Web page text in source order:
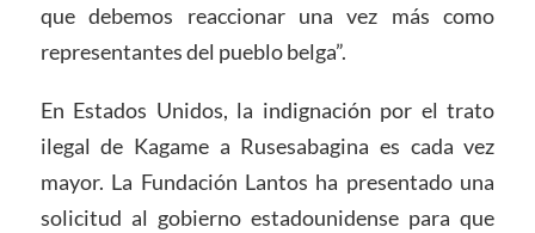
que debemos reaccionar una vez más como
representantes del pueblo belga”.
En Estados Unidos, la indignación por el trato
ilegal de Kagame a Rusesabagina es cada vez
mayor. La Fundación Lantos ha presentado una
solicitud al gobierno estadounidense para que